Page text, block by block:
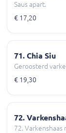
Saus apart.
€ 17,20
71. Chia Siu
Geroosterd
€ 19,30
72.
72.